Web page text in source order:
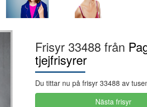
Frisyr 33488 från
tjejfrisyrer
Du tittar nu på frisyr 33488 av
Nästa frisyr